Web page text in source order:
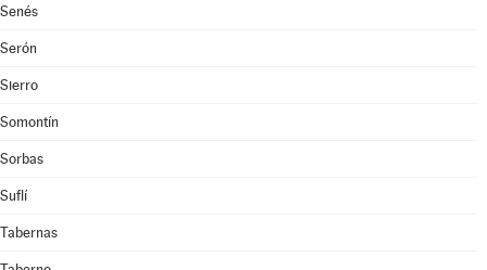
Senés
Serón
Sierro
Somontín
Sorbas
Suflí
Tabernas